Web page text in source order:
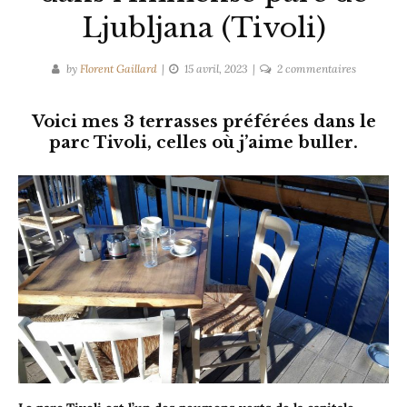
Ljubljana (Tivoli)
by Florent Gaillard 15 avril, 2023 2 commentairessur
terrasses
secrètes
l’immense
parc
de
Ljubljana
(Tivoli)
Voici mes 3 terrasses préférées dans le
parc Tivoli, celles où j’aime buller.